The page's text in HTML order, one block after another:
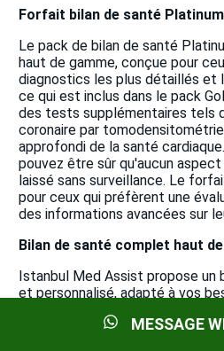
Forfait bilan de santé Platinum
Le pack de bilan de santé
haut de gamme, conçue pour
diagnostics les plus détaillés et
ce qui est inclus dans le pack
des tests supplémentaires tels
coronaire par
approfondi de la santé
pouvez être sûr qu'aucun
laissé sans surveillance. Le
pour ceux qui préfèrent une
des informations avancées sur
Bilan de santé complet haut
Istanbul Med Assist propose un
et personnalisé, adapté à vos
comprend des consultations
MESSAGE